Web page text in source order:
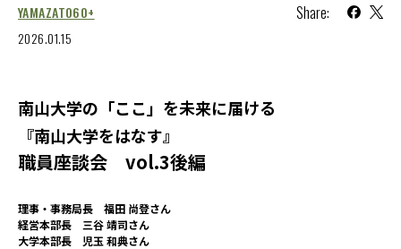
YAMAZATO60+
2026.01.15
Share:
南山大学の「ここ」を未来に届ける
『南山大学をはなす』
職員座談会 vol.3後編
理事・事務局長 福田 尚登さん
経営本部長 三谷 靖司さん
大学本部長 児玉 和典さん